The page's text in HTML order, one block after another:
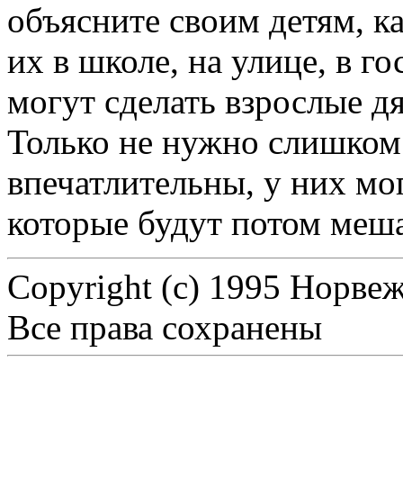
объясните своим детям,
их в школе, на улице, в
могут сделать взрослые
Только не нужно слишком
впечатлительны, у них
которые будут потом
Copyright (c) 1995
Все права сохранены